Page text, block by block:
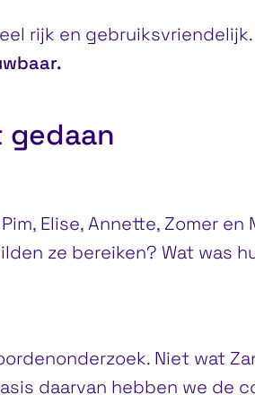
rijk en gebruiksvriendelijk.
gedaan
Elise, Annette, Zomer
ze bereiken? Wat was
Niet wat
daarvan hebben we de